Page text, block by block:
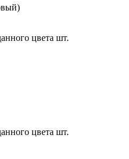
цвета шт.
цвета шт.